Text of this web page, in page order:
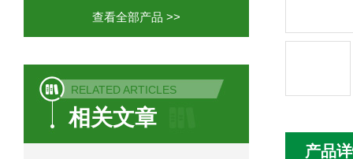
查看全部产品 >>
RELATED ARTICLES
相关文章
产品